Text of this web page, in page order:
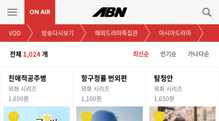
ON AIR
VOD 방송다시보기 해외드라마특집관 아시아드라마
전체 1,024개 최신순 인기순 가나다순
친애적공주병
외화 시리즈
1,650원
항구정률 번외편
외화 시리즈
1,100원
탐청안
외화 시리즈
1,650원